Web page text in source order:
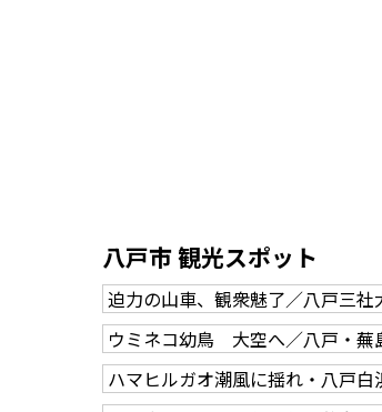
八戸市 観光スポット
迫力の山車、観衆魅了／八戸三社
ウミネコ幼鳥 大空へ／八戸・蕪
ハマヒルガオ潮風に揺れ・八戸白